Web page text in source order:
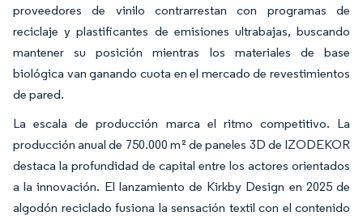
proveedores de vinilo contrarrestan con programas de
reciclaje y plastificantes de emisiones ultrabajas, buscando
mantener su posición mientras los materiales de base
biológica van ganando cuota en el mercado de revestimientos
de pared.
La escala de producción marca el ritmo competitivo. La
producción anual de 750.000 m² de paneles 3D de IZODEKOR
destaca la profundidad de capital entre los actores orientados
a la innovación. El lanzamiento de Kirkby Design en 2025 de
algodón reciclado fusiona la sensación textil con el contenido